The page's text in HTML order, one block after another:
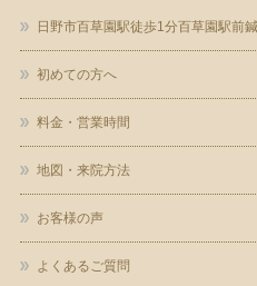
日野市百草園駅徒歩1分百草園駅前
初めての方へ
料金・営業時間
地図・来院方法
お客様の声
よくあるご質問